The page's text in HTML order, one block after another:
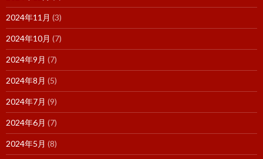
2024年11月 (3)
2024年10月 (7)
2024年9月 (7)
2024年8月 (5)
2024年7月 (9)
2024年6月 (7)
2024年5月 (8)